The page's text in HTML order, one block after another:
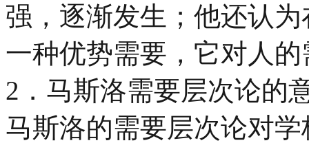
强，逐渐发生；他还认
一种优势需要，它对人
2．马斯洛需要层次论的
马斯洛的需要层次论对